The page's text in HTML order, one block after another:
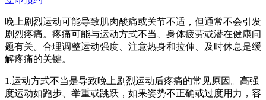
晚上剧烈运动可能导致肌肉酸痛或关节不适，但通常不会引发
剧烈疼痛。疼痛可能与运动方式不当、身体疲劳或潜在健康问
题有关。合理调整运动强度、注意热身和拉伸、及时休息是缓
解疼痛的关键。
1.运动方式不当是导致晚上剧烈运动后疼痛的常见原因。高强
度运动如跑步、举重或跳跃，如果姿势不正确或过度用力，容